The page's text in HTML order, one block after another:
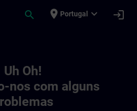
search place Portugal expand_more login
Uh Oh!
nos com alguns